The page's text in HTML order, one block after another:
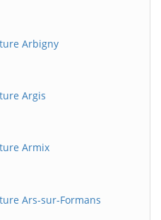
Arbigny
Argis
Armix
Ars-sur-Formans